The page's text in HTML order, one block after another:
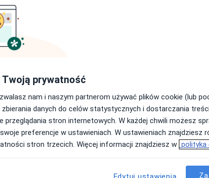
zł
Dziś
7 Sie
Jutro
8 Sie
Ndz,
9 Sie
Pon,
10 Sie
Twoją prywatność
nam i naszym partnerom używać plików cookie (lub
danych do celów statystycznych i dostarczania
przeglądania stron internetowych. W każdej chwili możesz
preferencje w ustawieniach. W ustawieniach znajdziesz
stron trzecich. Więcej informacji znajdziesz w polityka